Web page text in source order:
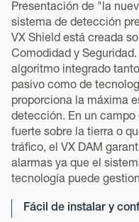
Presentación de "la
sistema de detección
VX Shield está creada
Comodidad y
algoritmo integrado
pasivo como de
proporciona la máxima
detección. En un
fuerte sobre la tierra o
tráfico, el VX DAM
alarmas ya que el
tecnología puede
Fácil de instalar y